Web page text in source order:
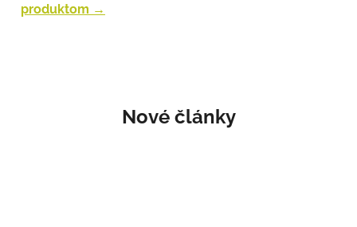
Nové články
pôvodnom obale. Presný postup nájdete v sekcii
produktom →